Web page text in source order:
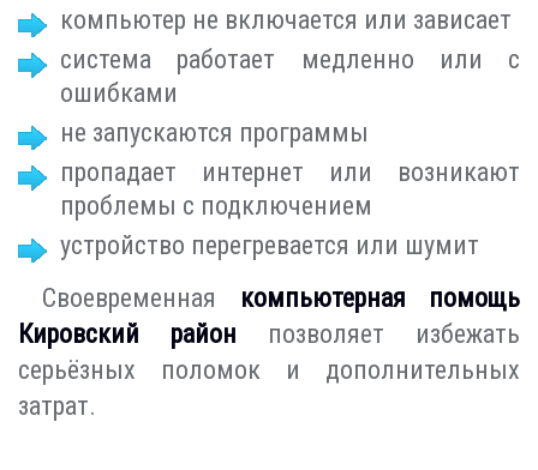
компьютер не включается или зависает
система работает медленно или с
ошибками
не запускаются программы
пропадает интернет или возникают
проблемы с подключением
устройство перегревается или шумит
Своевременная компьютерная помощь
Кировский район позволяет избежать
серьёзных поломок и дополнительных
затрат.